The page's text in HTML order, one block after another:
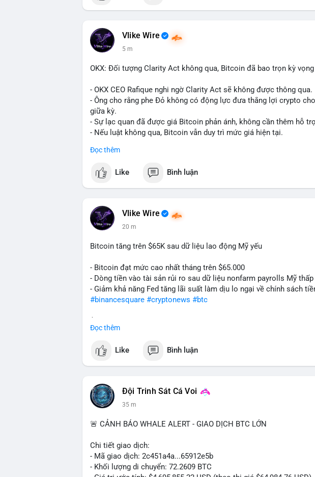
Vlike Wire
5 m
OKX: Đối tượng Clarity Act không qua, Bitcoin đã bao trọn kỳ vọng
- OKX CEO Rafique nghi ngờ Clarity Act sẽ không được thông qua.
- Ông cho rằng phe Đỏ không có động lực đưa thắng lợi crypto
giữa kỳ.
- Sự lạc quan đã được giá Bitcoin phản ánh, không cần thêm hỗ
- Nếu luật không qua, Bitcoin vẫn duy trì mức giá hiện tại.
#binancesquare
$btc
📰 Nguồn: CoinDesk
Đọc thêm
Like Bình luận
Vlike Wire
20 m
Bitcoin tăng trên $65K sau dữ liệu lao động Mỹ yếu
- Bitcoin đạt mức cao nhất tháng trên $65.000
- Dòng tiền vào tài sản rủi ro sau dữ liệu nonfarm payrolls Mỹ
- Giảm khả năng Fed tăng lãi suất làm dịu lo ngại về chính sách
#binancesquare #cryptonews #btc
📰 Nguồn: Cointelegraph
Đọc thêm
Like Bình luận
Đội Trinh Sát Cá Voi
35 m
🚨 CẢNH BÁO WHALE ALERT - GIAO DỊCH BTC LỚN
Chi tiết giao dịch:
- Mã giao dịch: 2c451a4a...65912e5b
- Khối lượng di chuyển: 72.2609 BTC